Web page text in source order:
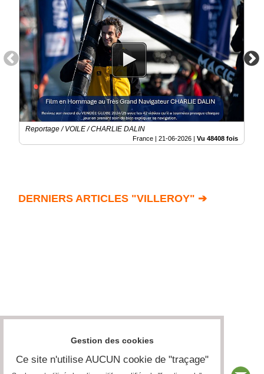
Reportage / VOILE / CHARLIE DALIN
France | 21-06-2026 | Vu 48408 fois
DERNIERS ARTICLES "VILLEROY" ➔
Gestion des cookies
Ce site n'utilise AUCUN cookie de "traçage"